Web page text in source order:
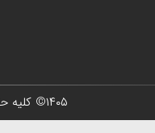
۱۴۰۵© کلیه